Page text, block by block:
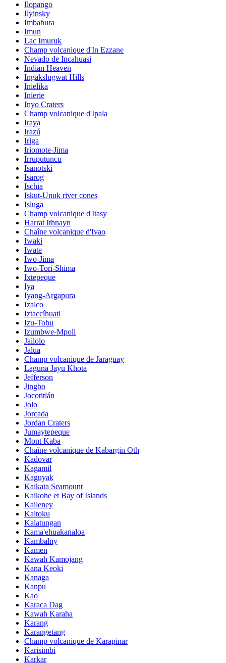
Ilopango
Ilyinsky
Imbabura
Imun
Lac Imuruk
Champ volcanique d'In Ezzane
Nevado de Incahuasi
Indian Heaven
Ingakslugwat Hills
Inielika
Inierie
Inyo Craters
Champ volcanique d'Ipala
Iraya
Irazú
Iriga
Iriomote-Jima
Irruputuncu
Isanotski
Isarog
Ischia
Iskut-Unuk river cones
Isluga
Champ volcanique d'Itasy
Harrat Ithnayn
Chaîne volcanique d'Ivao
Iwaki
Iwate
Iwo-Jima
Iwo-Tori-Shima
Ixtepeque
Iya
Iyang-Argapura
Izalco
Iztaccíhuatl
Izu-Tobu
Izumbwe-Mpoli
Jailolo
Jalua
Champ volcanique de Jaraguay
Laguna Jayu Khota
Jefferson
Jingbo
Jocotitlán
Jolo
Jorcada
Jordan Craters
Jumaytepeque
Mont Kaba
Chaîne volcanique de Kabargin Oth
Kadovar
Kagamil
Kaguyak
Kaikata Seamount
Kaikohe et Bay of Islands
Kaileney
Kaitoku
Kalatungan
Kama'ehuakanaloa
Kambalny
Kamen
Kawah Kamojang
Kana Keoki
Kanaga
Kanpu
Kao
Karaca Dag
Kawah Karaha
Karang
Karangetang
Champ volcanique de Karapinar
Karisimbi
Karkar